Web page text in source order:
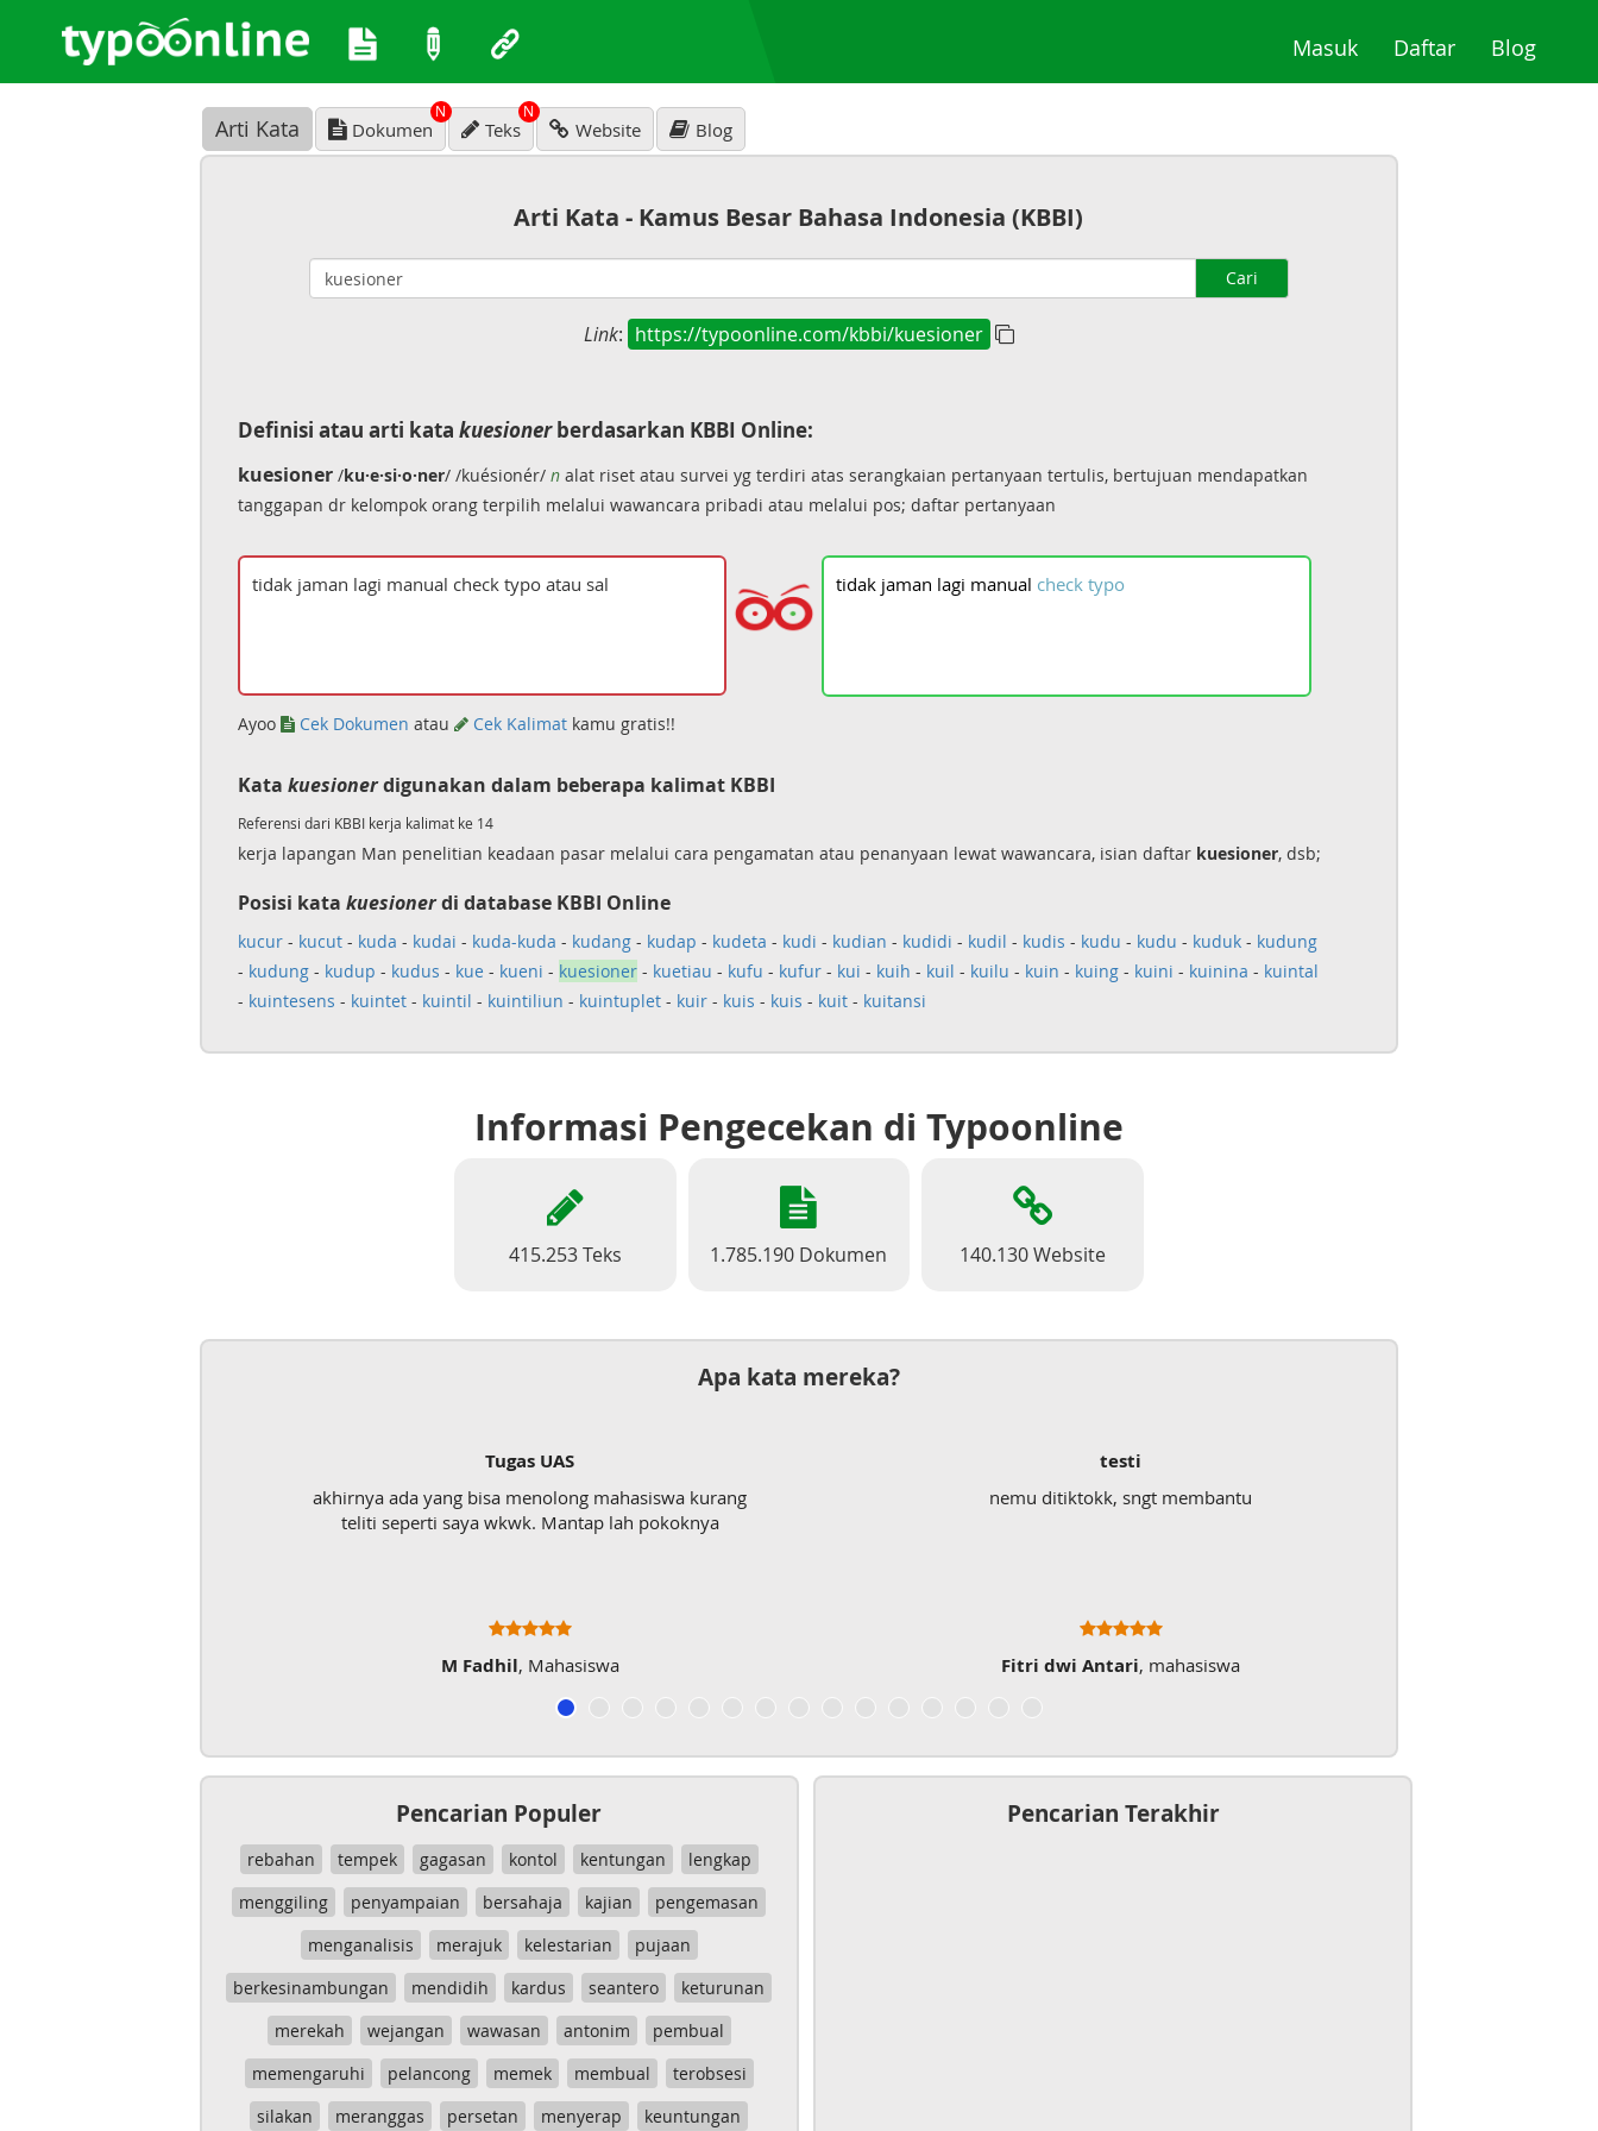
Masuk(current)
Daftar(current)
Blog
Arti Kata Dokumen
N
Teks
N
Website Blog
Arti Kata - Kamus Besar Bahasa Indonesia (KBBI)
Cari
Link: https://typoonline.com/kbbi/kuesioner
Definisi atau arti kata kuesionerberdasarkan KBBI Online:
kuesioner/ku·e·si·o·ner/ /kuésionér/ nalat riset atau survei yg terdiri atas serangkaian pertanyaan tertulis, bertujuan mendapatkan
tanggapan dr kelompok orang terpilih melalui wawancara pribadi atau melalui pos; daftar pertanyaan
tidak jaman lagi manual check typo
Ayoo Cek Dokumen atau Cek Kalimatkamu gratis!!
Kata kuesionerdigunakan dalam beberapa kalimat KBBI
Referensi dari KBBI kerja kalimat ke 14
kerja lapangan Man penelitian keadaan pasar melalui cara pengamatan atau penanyaan lewat wawancara, isian daftar kuesioner, dsb;
Posisi kata kuesionerdi database KBBI Online
kucur- kucut- kuda - kudai - kuda-kuda - kudang- kudap - kudeta - kudi - kudian - kudidi - kudil - kudis - kudu - kudu - kuduk- kudung
- kudung- kudup - kudus - kue - kueni - kuesioner- kuetiau - kufu - kufur- kui - kuih - kuil - kuilu - kuin - kuing- kuini - kuinina - kuintal
- kuintesens - kuintet- kuintil - kuintiliun - kuintuplet- kuir- kuis - kuis - kuit- kuitansi
Informasi Pengecekan di Typoonline
415.253 Teks 1.785.190 Dokumen 140.130 Website
Apa kata mereka?
Tugas UAS
akhirnya ada yang bisa menolong mahasiswa kurang
teliti seperti saya wkwk. Mantap lah pokoknya
M Fadhil, Mahasiswa
testi
nemu ditiktokk, sngt membantu
Fitri dwi Antari, mahasiswa
Pencarian Populer
rebahan tempek gagasan kontol kentungan
lengkap
menggiling
penyampaian bersahaja kajian
pengemasan
menganalisis
merajuk kelestarian
pujaan
berkesinambungan
mendidih kardus seantero
keturunan
merekah
wejangan wawasan antonim
pembual
memengaruhi
pelancong memek membual
terobsesi
silakan
meranggas persetan menyerap
keuntungan
Pencarian Terakhir